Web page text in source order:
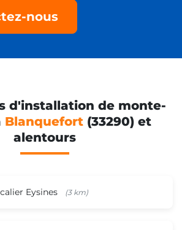
nous
d'installation de monte-
Blanquefort(33290) et
alentours
Eysines (3 km)